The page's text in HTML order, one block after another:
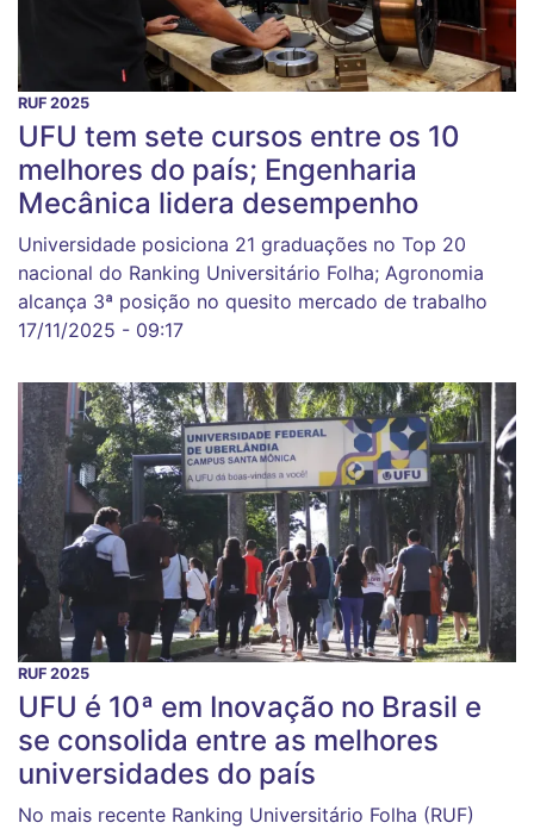
RUF 2025
UFU tem sete cursos entre os 10
melhores do país; Engenharia
Mecânica lidera desempenho
Universidade posiciona 21 graduações no Top 20
nacional do Ranking Universitário Folha; Agronomia
alcança 3ª posição no quesito mercado de trabalho
17/11/2025 - 09:17
RUF 2025
UFU é 10ª em Inovação no Brasil e
se consolida entre as melhores
universidades do país
No mais recente Ranking Universitário Folha (RUF)